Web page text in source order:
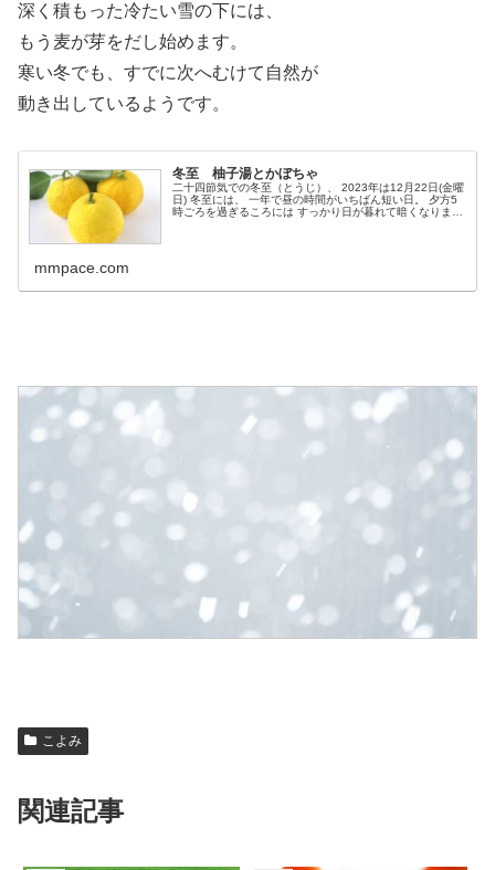
深く積もった冷たい雪の下には、
もう麦が芽をだし始めます。
寒い冬でも、すでに次へむけて自然が
動き出しているようです。
冬至 柚子湯とかぼちゃ
二十四節気での冬至（とうじ）、 2023年は12月22日(金曜
日) 冬至には、 一年で昼の時間がいちばん短い日。 夕方5
時ごろを過ぎるころには すっかり日が暮れて暗くなりま
mmpace.com
こよみ
関連記事